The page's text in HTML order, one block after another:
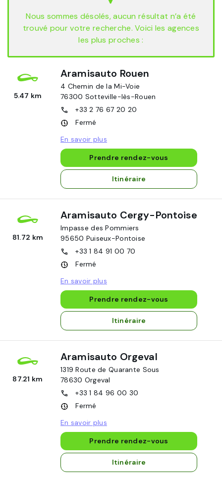
Nous sommes désolés, aucun résultat n’a été
trouvé pour votre recherche. Voici les agences
les plus proches :
5.47 km
Aramisauto Rouen
4 Chemin de la Mi-Voie
76300 Sotteville-lès-Rouen
+33 2 76 67 20 20
Fermé
En savoir plus
Prendre rendez-vous
Itinéraire
81.72 km
Aramisauto Cergy-Pontoise
Impasse des Pommiers
95650 Puiseux-Pontoise
+33 1 84 91 00 70
Fermé
En savoir plus
Prendre rendez-vous
Itinéraire
87.21 km
Aramisauto Orgeval
1319 Route de Quarante Sous
78630 Orgeval
+33 1 84 96 00 30
Fermé
En savoir plus
Prendre rendez-vous
Itinéraire